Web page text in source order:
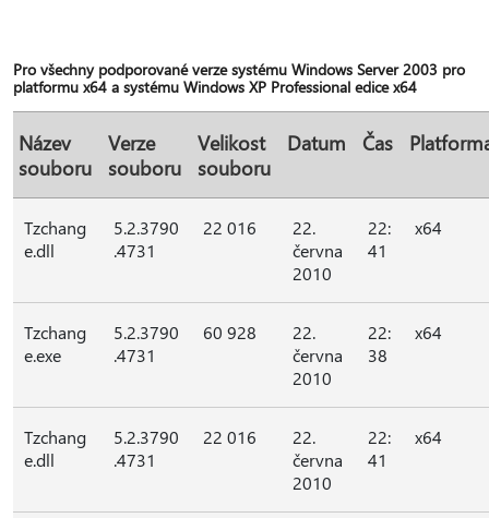
Pro všechny podporované verze systému Windows Server 2003 pro
platformu x64 a systému Windows XP Professional edice x64
Název
souboru
Verze
souboru
Velikost
souboru
Datum Čas
Tzchang
e.dll
5.2.3790
.4731
22 016
22.
června
2010
22:
41
x64
Tzchang
e.exe
5.2.3790
.4731
60 928
22.
června
2010
22:
38
x64
Tzchang
e.dll
5.2.3790
.4731
22 016
22.
června
2010
22:
41
x64